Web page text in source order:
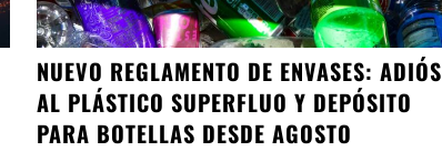
NUEVO REGLAMENTO DE ENVASES: ADIÓS
AL PLÁSTICO SUPERFLUO Y DEPÓSITO
PARA BOTELLAS DESDE AGOSTO